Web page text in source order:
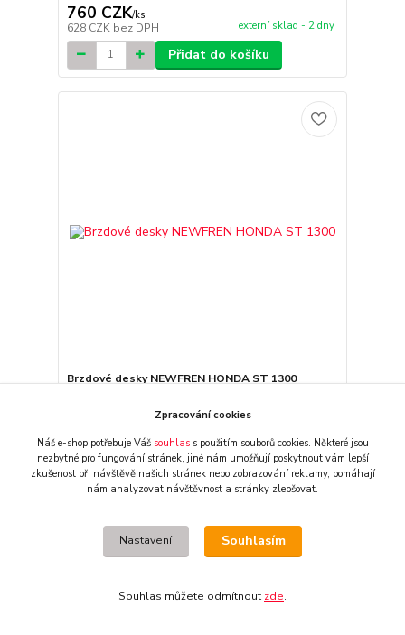
760 CZK/ks
628 CZK bez DPH externí sklad - 2 dny
Přidat do košíku
Brzdové desky NEWFREN HONDA ST 1300
bez DPH externí sklad - 2 dny
Přidat do košíku
Zpracování cookies
Náš e-shop potřebuje Váš souhlass použitím souborů cookies. Některé jsou
nezbytné pro fungování stránek, jiné nám umožňují poskytnout vám lepší
zkušenost při návštěvě našich stránek nebo zobrazování reklamy, pomáhají
nám analyzovat návštěvnost a stránky zlepšovat.
Nastavení Souhlasím
Souhlas můžete odmítnout zde.